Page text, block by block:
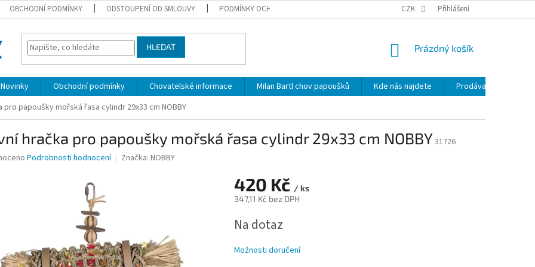
OBCHODNÍ PODMÍNKY ODSTOUPENÍ OD SMLOUVY PODMÍNKY OCHRANY OSOBNÍCH ÚDAJŮ NOVINKY MAPA SERVERU
CZK Přihlášení
HLEDAT
NÁKUPNÍ
Prázdný košík
Novinky Obchodní podmínky Chovatelské informace Milan Bartl chov papoušků Kde nás najdete
Prodávané značky
pro papoušky mořská řasa cylindr 29x33 cm NOBBY
hračka pro papoušky mořská řasa cylindr 29x33 cm NOBBY31726
Podrobnosti hodnocení Značka: NOBBY
420 Kč / ks
347,11 Kč bez DPH
cena:
Na dotaz
Možnosti doručení